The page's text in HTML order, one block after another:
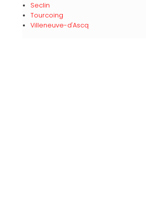
Seclin
Tourcoing
Villeneuve-d'Ascq